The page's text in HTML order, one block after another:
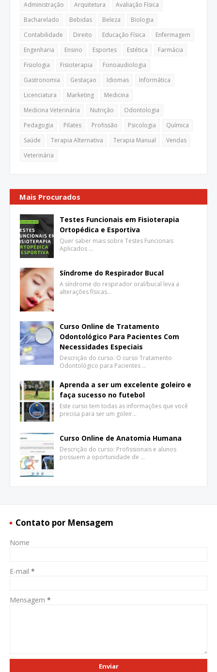
Administração Arquitetura
Avaliação Física
Bacharelado
Bebidas Beleza
Biologia
Contabilidade
Direito Educação Física
Enfermagem
Engenharia
Ensino Esportes Estética
Farmácia
Fisiologia
Fisioterapia
Fonoaudiologia
Gastronomia
Gestaçao Idiomas
Informática
Licenciatura
Marketing
Medicina
Medicina Veterinária
Nutrição
Odontologia
Pedagogia
Pilates Profissão Psicologia
Química
Saúde
Terapia Alternativa Terapia Manual
Vendas
Veterinária
Mais Procurados
Testes Funcionais em Fisioterapia
Ortopédica e Esportiva
Quer saber mais sobre Testes Funcionais
Aplicados …
Síndrome do Respirador Bucal
A síndrome do respirador oral/bucal leva a
alterações físicas…
Curso Online de Tratamento
Odontológico Para Pacientes Com
Necessidades Especiais
Descrição do curso: O curso Tratamento
Odontológico para Pacientes …
Aprenda a ser um excelente goleiro e
faça sucesso no futebol
Este curso tem todas as informações que você
precisa para ser um goleir…
Curso Online de Anatomia Humana
Descrição do curso: Profissionais e alunos
possuem a oportunidade de …
Contato por Mensagem
Nome
E-mail *
Mensagem *